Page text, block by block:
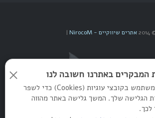
© אתרים שיווקיים - NirocoM |
המבקרים באתרנו חשובה לנו
אתר זה משתמש בקובצי עוגיות (Cookies) כדי לשפר
הגלישה שלך. המשך גלישה באתר מהווה
לכך.